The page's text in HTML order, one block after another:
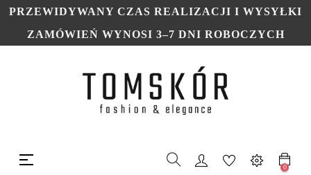
PRZEWIDYWANY CZAS REALIZACJI I WYSYŁKI
ZAMÓWIEŃ WYNOSI 3–7 DNI ROBOCZYCH
Toggle
navigation
☰
0